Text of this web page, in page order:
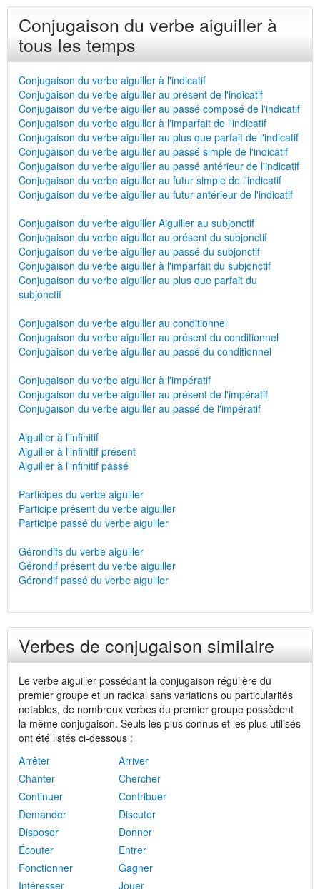
Conjugaison du verbe aiguiller à
tous les temps
Conjugaison du verbe aiguiller à l'indicatif
Conjugaison du verbe aiguiller au présent de l'indicatif
Conjugaison du verbe aiguiller au passé composé de l'indicatif
Conjugaison du verbe aiguiller à l'imparfait de l'indicatif
Conjugaison du verbe aiguiller au plus que parfait de l'indicatif
Conjugaison du verbe aiguiller au passé simple de l'indicatif
Conjugaison du verbe aiguiller au passé antérieur de l'indicatif
Conjugaison du verbe aiguiller au futur simple de l'indicatif
Conjugaison du verbe aiguiller au futur antérieur de l'indicatif
Conjugaison du verbe aiguiller Aiguiller au subjonctif
Conjugaison du verbe aiguiller au présent du subjonctif
Conjugaison du verbe aiguiller au passé du subjonctif
Conjugaison du verbe aiguiller à l'imparfait du subjonctif
Conjugaison du verbe aiguiller au plus que parfait du
subjonctif
Conjugaison du verbe aiguiller au conditionnel
Conjugaison du verbe aiguiller au présent du conditionnel
Conjugaison du verbe aiguiller au passé du conditionnel
Conjugaison du verbe aiguiller à l'impératif
Conjugaison du verbe aiguiller au présent de l'impératif
Conjugaison du verbe aiguiller au passé de l'impératif
Aiguiller à l'infinitif
Aiguiller à l'infinitif présent
Aiguiller à l'infinitif passé
Participes du verbe aiguiller
Participe présent du verbe aiguiller
Participe passé du verbe aiguiller
Gérondifs du verbe aiguiller
Gérondif présent du verbe aiguiller
Gérondif passé du verbe aiguiller
Verbes de conjugaison similaire
Le verbe aiguiller possédant la conjugaison régulière du
premier groupe et un radical sans variations ou particularités
notables, de nombreux verbes du premier groupe possèdent
la même conjugaison. Seuls les plus connus et les plus utilisés
ont été listés ci-dessous :
Arrêter
Arriver
Chanter
Chercher
Continuer
Contribuer
Demander
Discuter
Disposer
Donner
Écouter
Entrer
Fonctionner
Gagner
Intéresser
Jouer